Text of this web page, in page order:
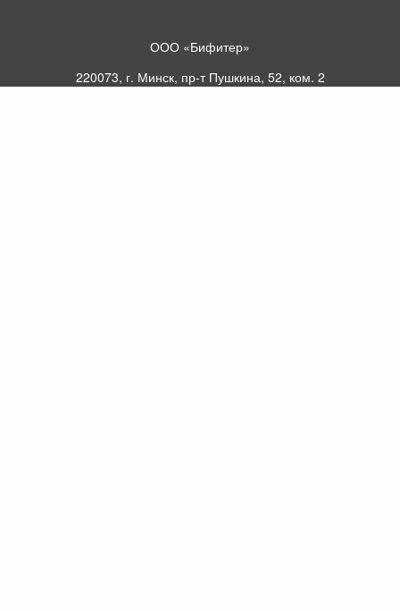
ООО «Бифитер»
220073, г. Минск, пр-т Пушкина, 52, ком. 2